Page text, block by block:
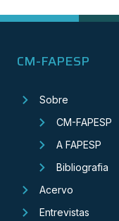
CM-FAPESP
Sobre
CM-FAPESP
A FAPESP
Bibliografia
Acervo
Entrevistas